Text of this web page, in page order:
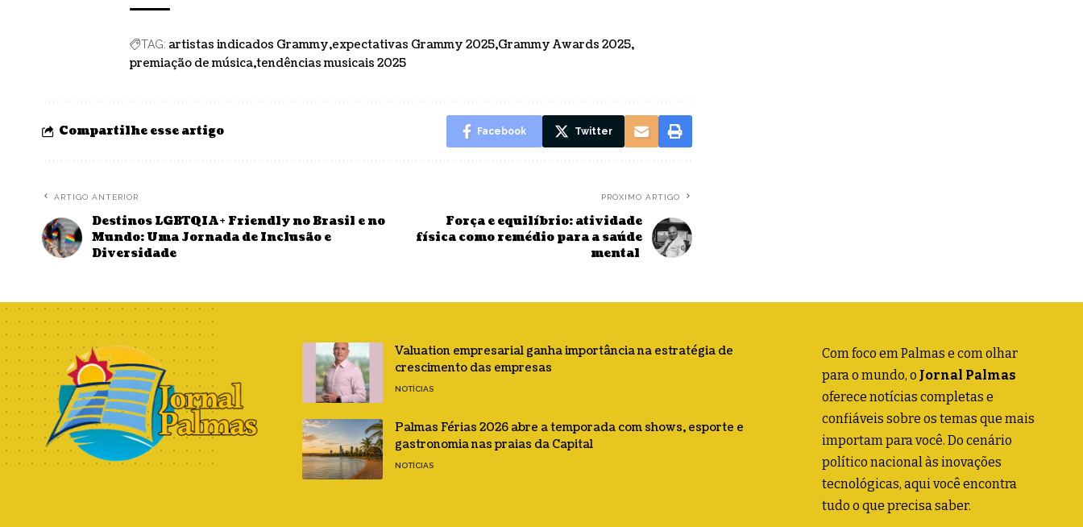
TAG: artistas indicados Grammy expectativas Grammy 2025 Grammy Awards 2025
premiação de música tendências musicais 2025
Compartilhe esse artigo Facebook Twitter
ARTIGO ANTERIOR
Destinos LGBTQIA+ Friendly no Brasil e no
Mundo: Uma Jornada de Inclusão e
Diversidade
PRÓXIMO ARTIGO
Força e equilíbrio: atividade
física como remédio para a saúde
mental
Valuation empresarial ganha importância na estratégia de
crescimento das empresas
NOTÍCIAS
Palmas Férias 2026 abre a temporada com shows, esporte e
gastronomia nas praias da Capital
NOTÍCIAS
Com foco em Palmas e com olhar
para o mundo, o Jornal Palmas
oferece notícias completas e
confiáveis sobre os temas que mais
importam para você. Do cenário
político nacional às inovações
tecnológicas, aqui você encontra
tudo o que precisa saber.